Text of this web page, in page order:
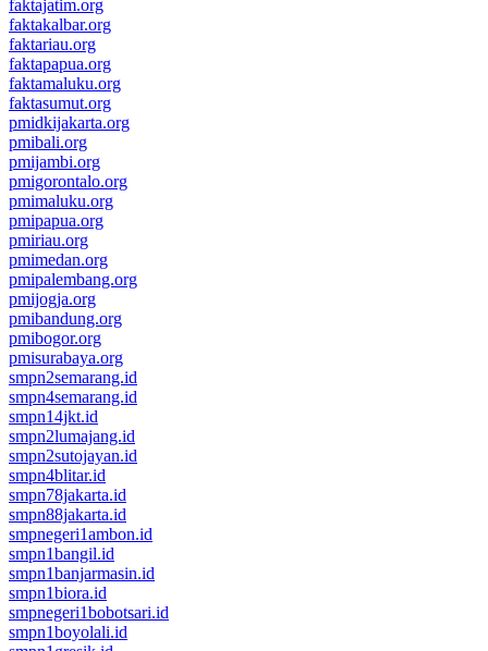
faktajatim.org
faktakalbar.org
faktariau.org
faktapapua.org
faktamaluku.org
faktasumut.org
pmidkijakarta.org
pmibali.org
pmijambi.org
pmigorontalo.org
pmimaluku.org
pmipapua.org
pmiriau.org
pmimedan.org
pmipalembang.org
pmijogja.org
pmibandung.org
pmibogor.org
pmisurabaya.org
smpn2semarang.id
smpn4semarang.id
smpn14jkt.id
smpn2lumajang.id
smpn2sutojayan.id
smpn4blitar.id
smpn78jakarta.id
smpn88jakarta.id
smpnegeri1ambon.id
smpn1bangil.id
smpn1banjarmasin.id
smpn1biora.id
smpnegeri1bobotsari.id
smpn1boyolali.id